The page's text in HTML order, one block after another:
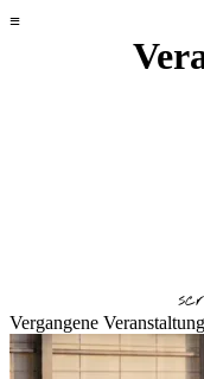
Vergangene